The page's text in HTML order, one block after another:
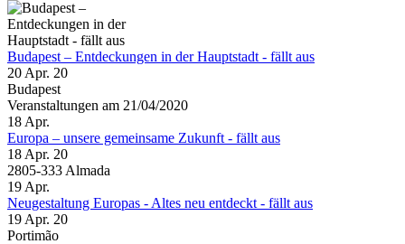
Budapest – Entdeckungen in der Hauptstadt - fällt aus
20 Apr. 20
Budapest
Veranstaltungen am 21/04/2020
18 Apr.
Europa – unsere gemeinsame Zukunft - fällt aus
18 Apr. 20
2805-333 Almada
19 Apr.
Neugestaltung Europas - Altes neu entdeckt - fällt aus
19 Apr. 20
Portimão